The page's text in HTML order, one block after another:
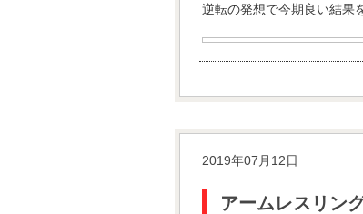
逆転の発想で今期良い結果
2019年07月12日
アームレスリン